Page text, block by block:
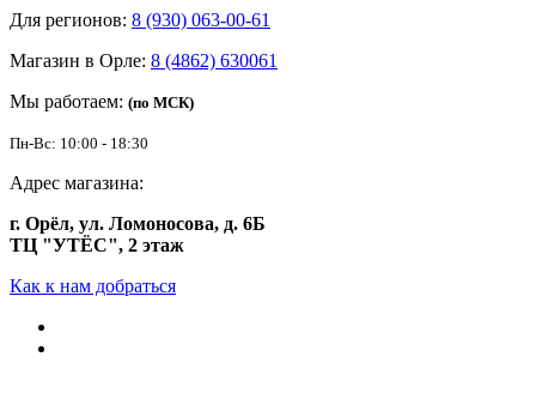
Для регионов: 8 (930) 063-00-61
Магазин в Орле: 8 (4862) 630061
Мы работаем: (по МСК)
Пн-Вс: 10:00 - 18:30
Адрес магазина:
г. Орёл, ул. Ломоносова, д. 6Б
ТЦ "УТЁС", 2 этаж
Как к нам добраться